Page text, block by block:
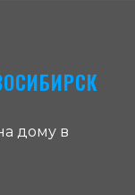
дому в